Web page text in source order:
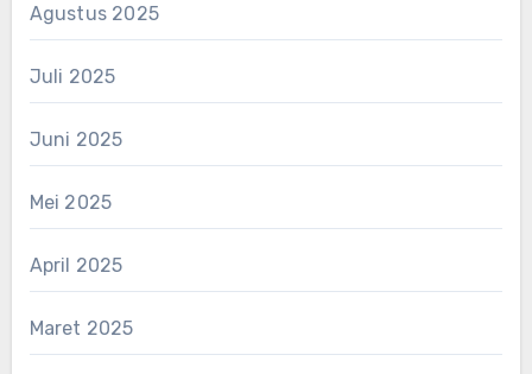
Agustus 2025
Juli 2025
Juni 2025
Mei 2025
April 2025
Maret 2025